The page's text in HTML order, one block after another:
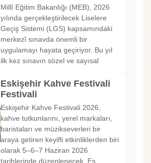
Millî Eğitim Bakanlığı (MEB), 2026
yılında gerçekleştirilecek Liselere
Geçiş Sistemi (LGS) kapsamındaki
merkezî sınavda önemli bir
uygulamayı hayata geçiriyor. Bu yıl
ilk kez sınavın sözel ve sayısal
Eskişehir Kahve Festivali
Festivali
Eskişehir Kahve Festivali 2026,
kahve tutkunlarını, yerel markaları,
baristaları ve müzikseverleri bir
araya getiren keyifli etkinliklerden biri
olarak 5–6–7 Haziran 2026
tarihlerinde düzenlenecek. Es